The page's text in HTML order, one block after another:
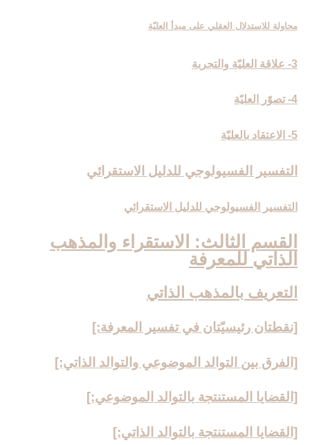
محاولة للاستدلال العقلي على مبدأ العليّة
3- علاقة العليّة والتجربة
4- تصوّر العليّة
5- الاعتقاد بالعليّة
التفسير الفسيولوجي للدليل الاستقرائي
التفسير الفسيولوجي للدليل الاستقرائي
القسم الثالث: الاستقراء والمذهب
الذاتي للمعرفة
التعريف بالمذهب الذاتي‏
[نقطتان رئيسيّتان في تفسير المعرفة:]
[الفرق بين التوالد الموضوعي والتوالد الذاتي:]
[القضايا المستنتجة بالتوالد الموضوعي:]
[القضايا المستنتجة بالتوالد الذاتي:]